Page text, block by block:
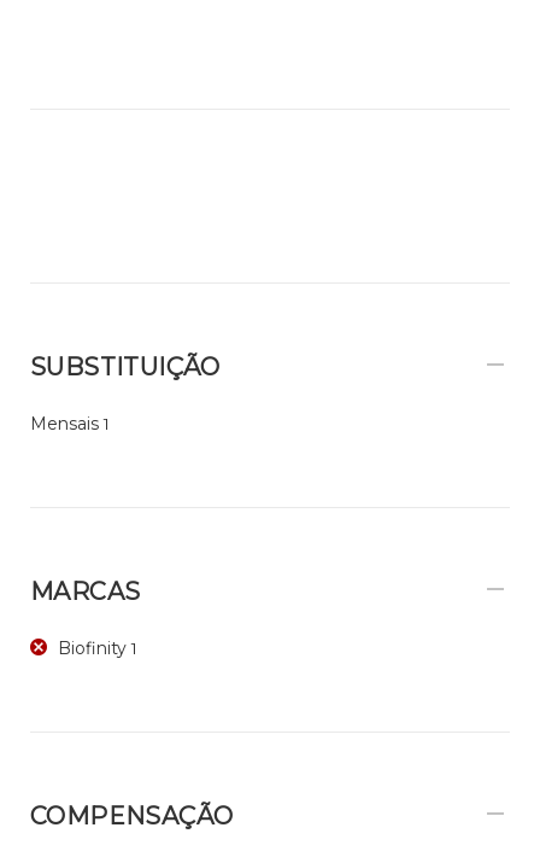
SUBSTITUIÇÃO
Mensais 1
MARCAS
Biofinity 1
COMPENSAÇÃO